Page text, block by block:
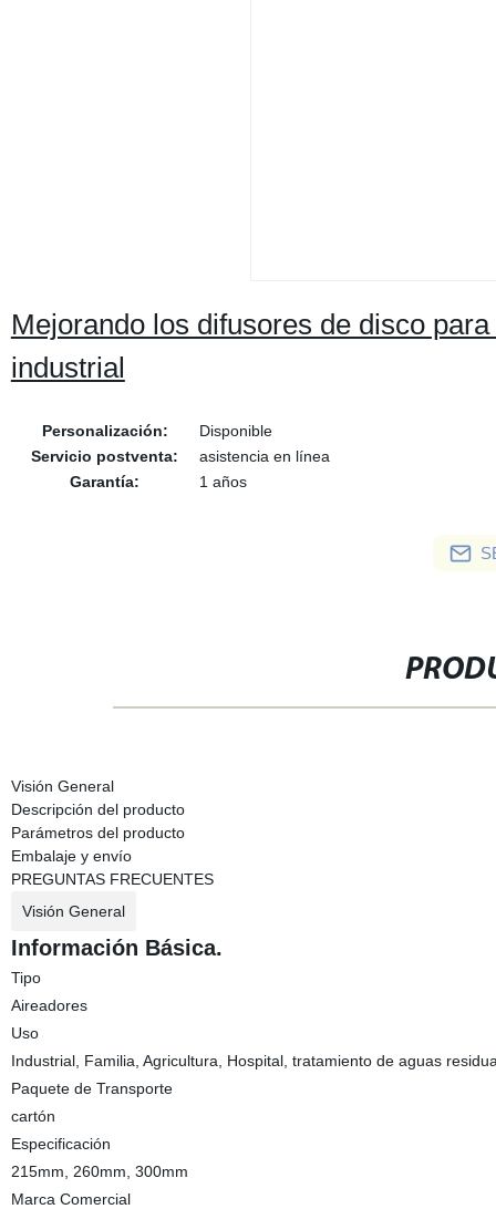
Mejorando los difusores de disco
industrial
Personalización:
Disponible
Servicio postventa:
asistencia en línea
Garantía:
1 años
Visión General
Descripción del producto
Parámetros del producto
Embalaje y envío
PREGUNTAS FRECUENTES
Visión General
Información Básica.
Tipo
Aireadores
Uso
Industrial, Familia, Agricultura, Hospital, tratamiento de aguas
Paquete de Transporte
cartón
Especificación
215mm, 260mm, 300mm
Marca Comercial